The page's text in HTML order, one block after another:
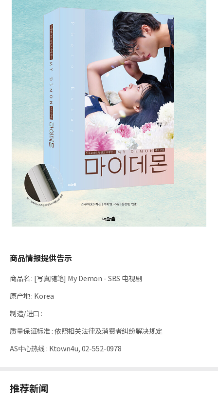
商品情报提供告示
商品名: [写真随笔] My Demon - SBS 电视剧
原产地: Korea
制造/进口 :
质量保证标准 :依照相关法律及消费者纠纷解决规定
AS中心热线 : Ktown4u, 02-552-0978
推荐新闻